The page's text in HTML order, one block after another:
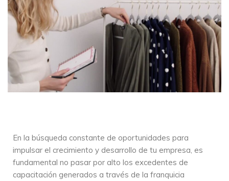
En la búsqueda constante de oportunidades para
impulsar el crecimiento y desarrollo de tu empresa, es
fundamental no pasar por alto los excedentes de
capacitación generados a través de la franquicia